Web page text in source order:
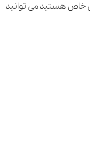
هستید می توانید